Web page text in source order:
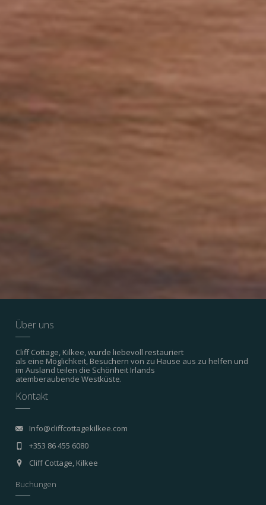
Über uns
Cliff Cottage, Kilkee, wurde liebevoll restauriert
als eine Möglichkeit, Besuchern von zu Hause aus zu helfen und
im Ausland teilen die Schönheit Irlands
atemberaubende Westküste.
Kontakt
Info@cliffcottagekilkee.com
+353 86 455 6080
Cliff Cottage, Kilkee
Buchungen